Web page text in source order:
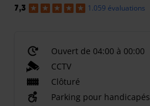
7,3 1.059 évaluations
Ouvert de 04:00 à 00:00
CCTV
Clôturé
Parking pour handicapés